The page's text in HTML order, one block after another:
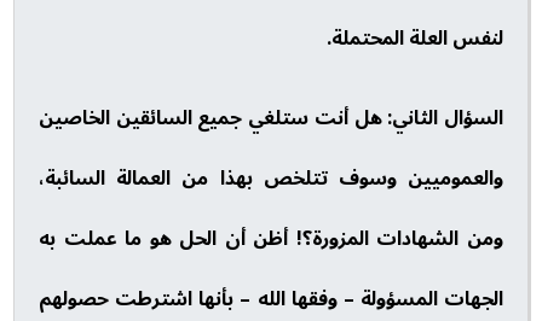
لنفس العلة المحتملة.
السؤال الثاني: هل أنت ستلغي جميع السائقين الخاصين
والعموميين وسوف تتلخص بهذا من العمالة السائبة،
ومن الشهادات المزورة؟! أظن أن الحل هو ما عملت به
الجهات المسؤولة – وفقها الله – بأنها اشترطت حصولهم